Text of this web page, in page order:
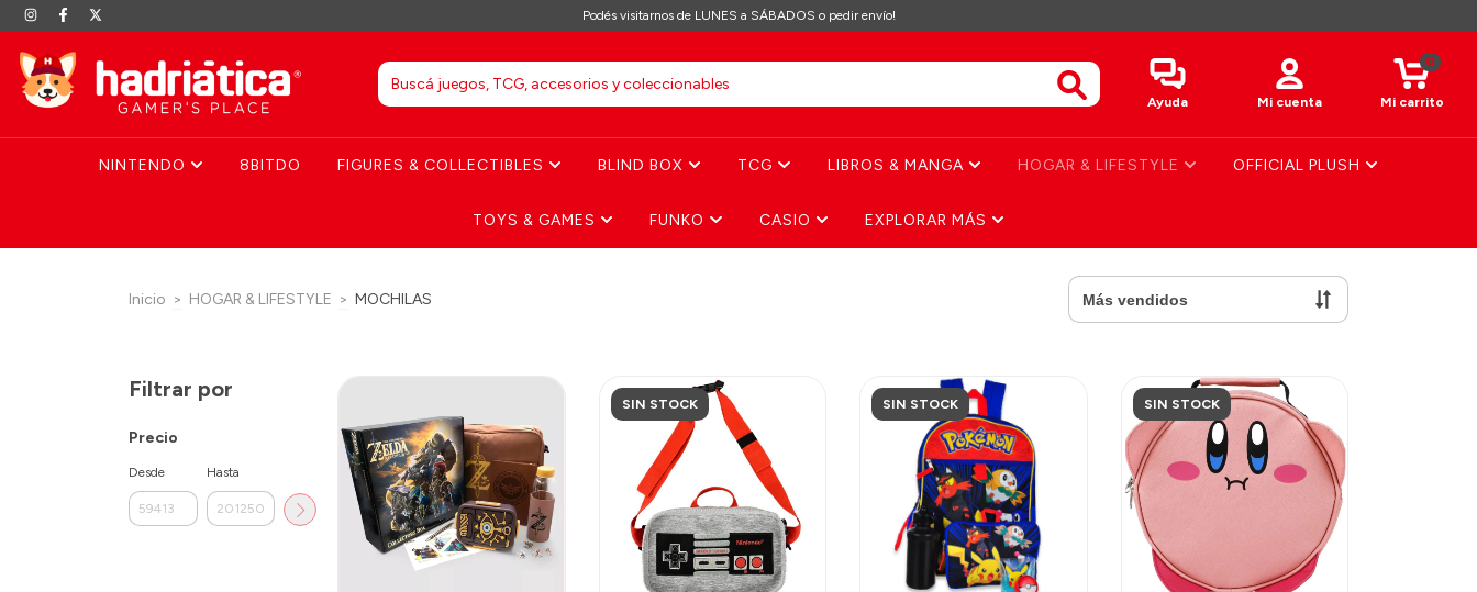
Podés visitarnos de LUNES a SÁBADOS o pedir envío!
Ayuda Mi cuenta Mi carrito
0
NINTENDO 8BITDO FIGURES & COLLECTIBLES BLIND BOX TCG LIBROS & MANGA HOGAR & LIFESTYLE OFFICIAL PLUSH
TOYS & GAMES FUNKO CASIO EXPLORAR MÁS
Inicio > HOGAR & LIFESTYLE > MOCHILAS
Filtrar por
Precio
Desde Hasta
SIN STOCK SIN STOCK SIN STOCK